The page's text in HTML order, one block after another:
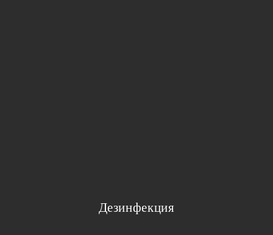
Дезинфекция